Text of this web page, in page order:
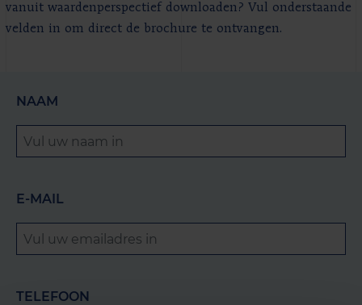
vanuit waardenperspectief downloaden? Vul onderstaande
velden in om direct de brochure te ontvangen.
NAAM
E-MAIL
TELEFOON